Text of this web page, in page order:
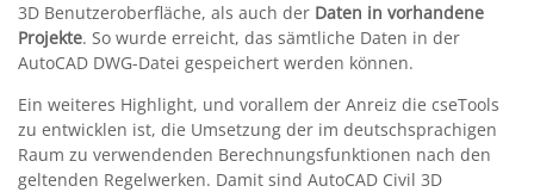
3D Benutzeroberfläche, als auch der Daten in vorhandene
Projekte. So wurde erreicht, das sämtliche Daten in der
AutoCAD DWG-Datei gespeichert werden können.
Ein weiteres Highlight, und vorallem der Anreiz die cseTools
zu entwicklen ist, die Umsetzung der im deutschsprachigen
Raum zu verwendenden Berechnungsfunktionen nach den
geltenden Regelwerken. Damit sind AutoCAD Civil 3D